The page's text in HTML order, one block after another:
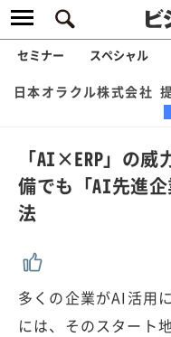
セミナー スペシャル
日本オラクル株式会社
「AI×ERP」の
備でも「AI先進
法
多くの企業がAI活用
には、そのスタート